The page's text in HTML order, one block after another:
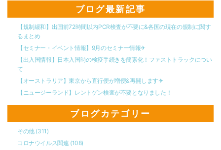
ブログ最新記事
【規制緩和】出国前72時間以内PCR検査が不要に&各国の現在の規制に関す
るまとめ
【セミナー・イベント情報】9月のセミナー情報✈︎
【出入国情報】日本入国時の検疫手続きを簡素化！ファストトラックについ
て
【オーストラリア】東京から直行便が増便&再開します✈︎
【ニュージーランド】レントゲン検査が不要となりました！
ブログカテゴリー
その他 (311)
コロナウイルス関連 (108)